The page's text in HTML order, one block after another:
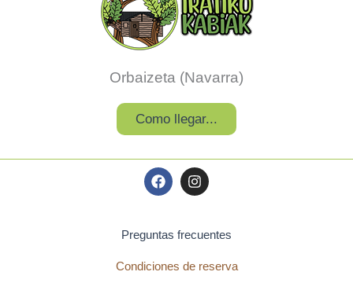
Orbaizeta (Navarra)
Como llegar...
F
a
b
k
I
n
a
a
Preguntas frecuentes
Condiciones de reserva